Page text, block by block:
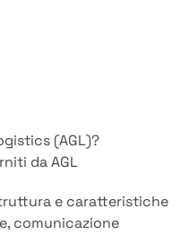
(AGL)?
da AGL
e caratteristiche
comunicazione